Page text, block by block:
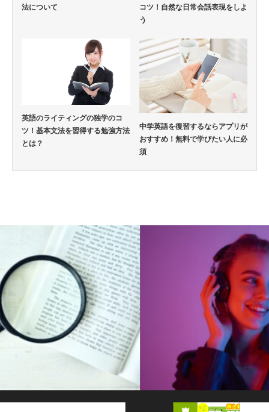
法について
コツ！自然な日常会話表現をしよ
う
英語のライティングの独学のコ
ツ！基本文法を習得する勉強方法
とは？
中学英語を復習するならアプリが
おすすめ！無料で学びたい人に必
須